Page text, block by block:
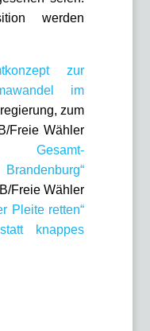
werden
zur
im
zum
Freie Wähler
Freie Wähler
Pleite retten“
knappes